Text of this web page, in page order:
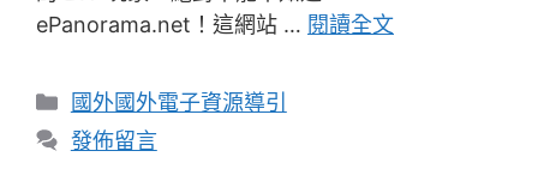
ePanorama.net！這網站 … 閱讀全文
分
類
國外國外電子資源導引
發佈留言